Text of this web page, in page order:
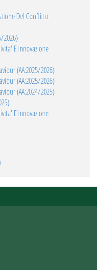
Del Conflitto
2026)
E Innovazione
(AA:2025/2026)
(AA:2025/2026)
(AA:2024/2025)
E Innovazione